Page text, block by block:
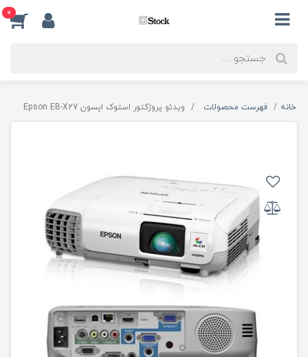
0
خانه فهرست محصولات ویدئو پروژکتور استوک اپسون Epson EB-X27